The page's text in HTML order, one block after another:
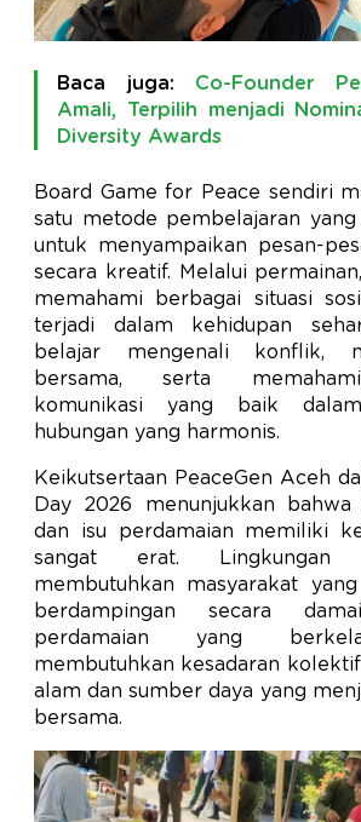
Baca juga: Co-Founder
Amali, Terpilih menjadi
Diversity Awards
Board Game for Peace sendiri
satu metode pembelajaran
untuk menyampaikan pesan-
secara kreatif. Melalui
memahami berbagai situasi
terjadi dalam kehidupan
belajar mengenali konflik,
bersama, serta
komunikasi yang baik
hubungan yang harmonis.
Keikutsertaan PeaceGen Aceh
Day 2026 menunjukkan bahwa
dan isu perdamaian memiliki
sangat erat. Lingkungan
membutuhkan masyarakat
berdampingan secara
perdamaian yang
membutuhkan kesadaran
alam dan sumber daya yang
bersama.